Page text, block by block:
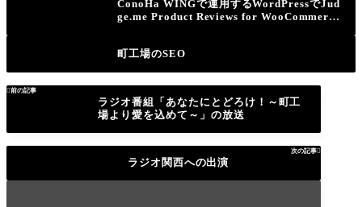
ConoHa WINGで運用するWordPressでJud
ge.me Product Reviews for WooCommerce
町工場のSEO
前の記事
ラジオ番組「あなたにとどろけ！～町工
場より愛を込めて～」の放送
次の記事
ラジオ関西への出演